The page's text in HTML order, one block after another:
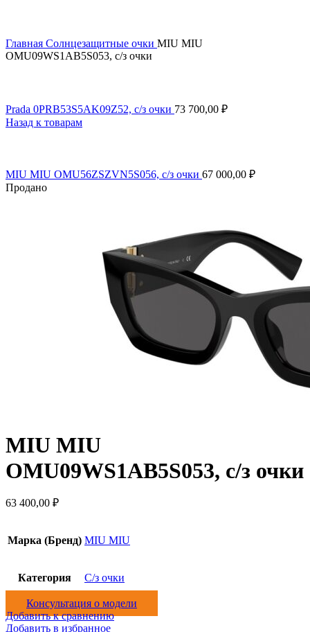
Главная Солнцезащитные очки MIU MIU
OMU09WS1AB5S053, с/з очки
Prada 0PRB53S5AK09Z52, с/з очки 73 700,00 ₽
Назад к товарам
MIU MIU OMU56ZSZVN5S056, с/з очки 67 000,00 ₽
Продано
MIU MIU
OMU09WS1AB5S053, с/з очки
63 400,00 ₽
Марка (Бренд) MIU MIU
Категория С/з очки
Консультация о модели
Добавить к сравнению
Добавить в избранное